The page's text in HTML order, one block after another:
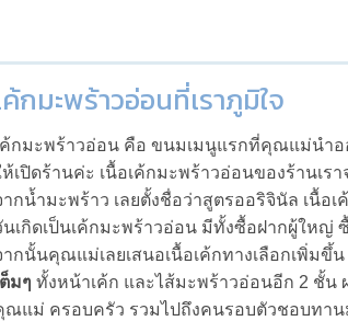
ค้กมะพร้าวอ่อนที่เราภูมิใจ
ค้กมะพร้าวอ่อน คือ ขนมเมนูแรกที่คุณแม่นำ
ห้เปิดร้านค่ะ เนื้อเค้กมะพร้าวอ่อนของร้านเร
ากน้ำมะพร้าว เลยตั้งชื่อว่าสูตรออริจินัล เนื้อ
นเกิดเป็นเค้กมะพร้าวอ่อน มีทั้งซื้อฝากผู้ใหญ่
ากนั้นคุณแม่เลยเสนอเนื้อเค้กทางเลือกเพิ่มขึ้น
ต็มๆ ทั้งหน้าเค้ก และไส้มะพร้าวอ่อนอีก 2 ชั้น
ณแม่ ครอบครัว รวมไปถึงคนรอบตัวชอบทาน